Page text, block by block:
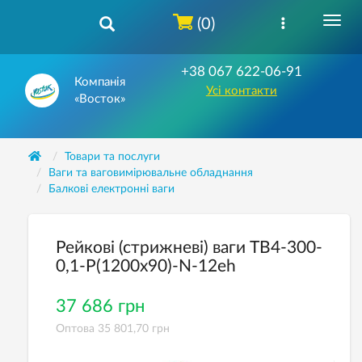
Компанія
«Восток»
+38 067 622-06-91
Усі контакти
(0)
Товари та послуги
Ваги та ваговимірювальне обладнання
Балкові електронні ваги
Рейкові (стрижневі) ваги ТВ4-300-
0,1-Р(1200х90)-N-12eh
37 686 грн
Оптова 35 801,70 грн